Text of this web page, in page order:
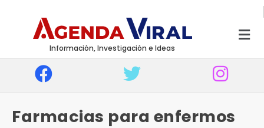
Información, Investigación e Ideas
Farmacias para enfermos